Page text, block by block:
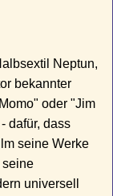
Neptun,
bekannter
oder "Jim
dafür, dass
seine Werke
seine
universell